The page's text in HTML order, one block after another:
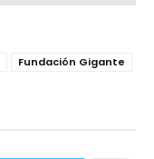
Fundación Gigante